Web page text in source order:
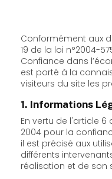
Conformément aux
19 de la loi n°2004-
Confiance dans
est porté à la
visiteurs du
1. Informations
En vertu de l'article 6
2004 pour la confiance
il est précisé aux
différents
réalisation et de son